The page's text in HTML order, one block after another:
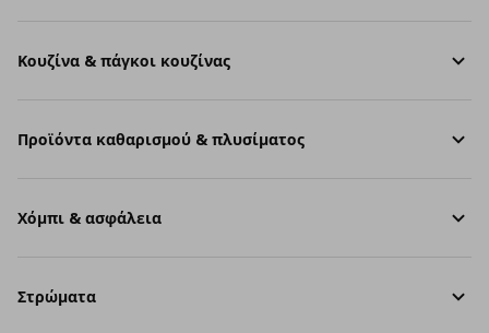
Κουζίνα & πάγκοι κουζίνας
Προϊόντα καθαρισμού & πλυσίματος
Χόμπι & ασφάλεια
Στρώματα